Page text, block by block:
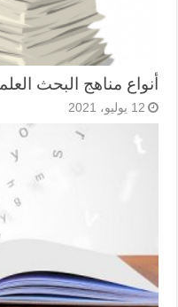
أنواع مناهج البحث
12 يوليو، 2021